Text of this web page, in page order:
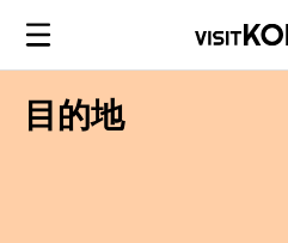
目的地